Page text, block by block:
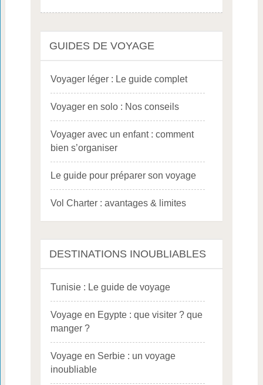
GUIDES DE VOYAGE
Voyager léger : Le guide complet
Voyager en solo : Nos conseils
Voyager avec un enfant : comment
bien s’organiser
Le guide pour préparer son voyage
Vol Charter : avantages & limites
DESTINATIONS INOUBLIABLES
Tunisie : Le guide de voyage
Voyage en Egypte : que visiter ? que
manger ?
Voyage en Serbie : un voyage
inoubliable